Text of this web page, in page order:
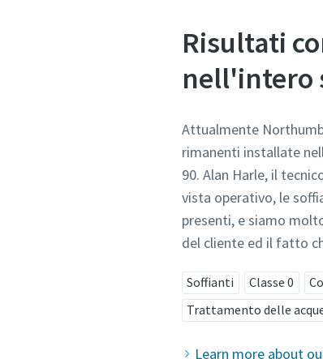
Risultati
nell'intero
Attualmente
rimanenti installate
90. Alan Harle, il
vista operativo, le
presenti, e siamo
del cliente ed il fatto
Soffianti Classe 0
Trattamento delle
Learn more about